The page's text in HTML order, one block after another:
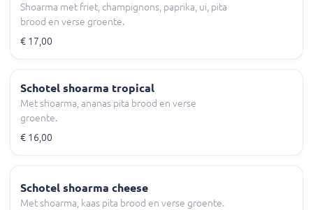
Shoarma met friet, champignons, paprika, ui, pita
brood en verse groente.
€ 17,00
Schotel shoarma tropical
Met shoarma, ananas pita brood en verse
groente.
€ 16,00
Schotel shoarma cheese
Met shoarma, kaas pita brood en verse groente.